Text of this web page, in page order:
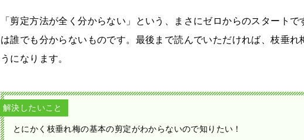
「剪定方法が全く分からない」という、まさにゼロからのスタート
は誰でも分からないものです。最後まで読んでいただければ、枝垂れ
うになります。
解決したいこと
とにかく枝垂れ梅の基本の剪定がわからないので知りたい！